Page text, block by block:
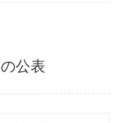
公表